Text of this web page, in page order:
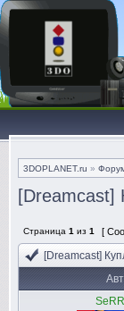
3DOPLANET.ru »
[Dreamcast]
Страница 1 из 1 [
[Dreamcast]